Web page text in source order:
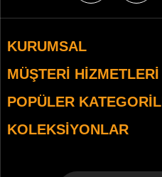
KURUMSAL
MÜŞTERI HIZMETLERI
POPÜLER
KOLEKSIYONLAR